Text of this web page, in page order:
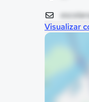
Visualizar